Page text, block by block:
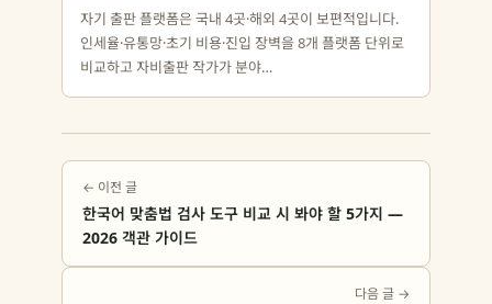
자기 출판 플랫폼은 국내 4곳·해외 4곳이 보편적입니다.
인세율·유통망·초기 비용·진입 장벽을 8개 플랫폼 단위로
비교하고 자비출판 작가가 분야…
← 이전 글
한국어 맞춤법 검사 도구 비교 시 봐야 할 5가지 —
2026 객관 가이드
다음 글 →